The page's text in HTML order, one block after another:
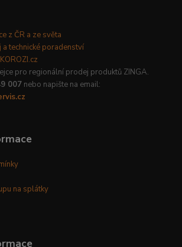
z ČR a ze světa
a technické poradenství
pro regionální prodej produktů ZINGA.
007 nebo napište na email:
na splátky